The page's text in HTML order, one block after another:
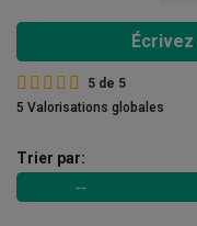
5 de 5
5 Valorisations globales
Trier par: